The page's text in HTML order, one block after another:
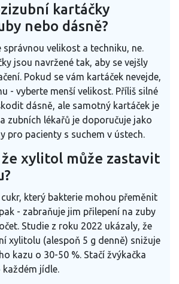
kartáčky
nebo dásně?
správnou velikost a techniku, ne.
jsou navržené tak, aby se vejšly
Pokud se vám kartáček nevejde,
- vyberte menší velikost. Příliš silné
dásně, ale samotný kartáček je
zubních lékařů je doporučuje jako
pro pacienty s suchem v ústech.
xylitol může zastavit
který bakterie mohou přeměnit
- zabraňuje jim přilepení na zuby
Studie z roku 2022 ukázaly, že
xylitolu (alespoň 5 g denně) snižuje
kazu o 30-50 %. Stačí žvýkačka
jídle.